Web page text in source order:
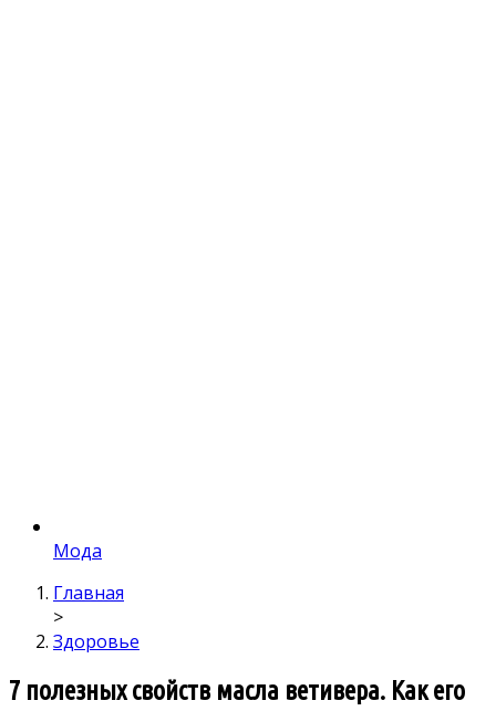
Мода
Главная
>
Здоровье
7 полезных свойств масла ветивера. Как его